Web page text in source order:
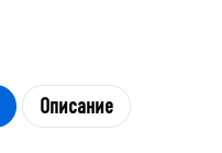
Описание